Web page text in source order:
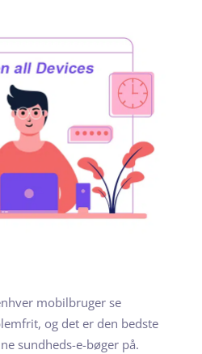
mobilbruger se
og det er den bedste
sundheds-e-bøger på.